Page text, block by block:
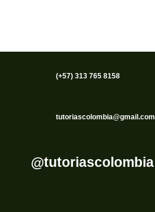
(+57) 313 765 8158
tutoriascolombia@gmail.com
@tutoriascolombia